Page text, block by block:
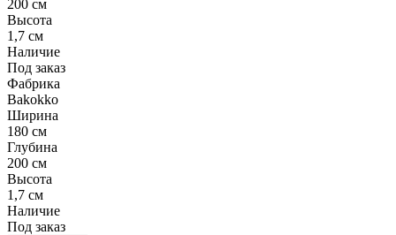
200 см
Высота
1,7 см
Наличие
Под заказ
Фабрика
Bakokko
Ширина
180 см
Глубина
200 см
Высота
1,7 см
Наличие
Под заказ